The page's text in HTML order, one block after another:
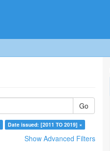
Go
Date issued: [2011 TO 2019] ×
Show Advanced Filters